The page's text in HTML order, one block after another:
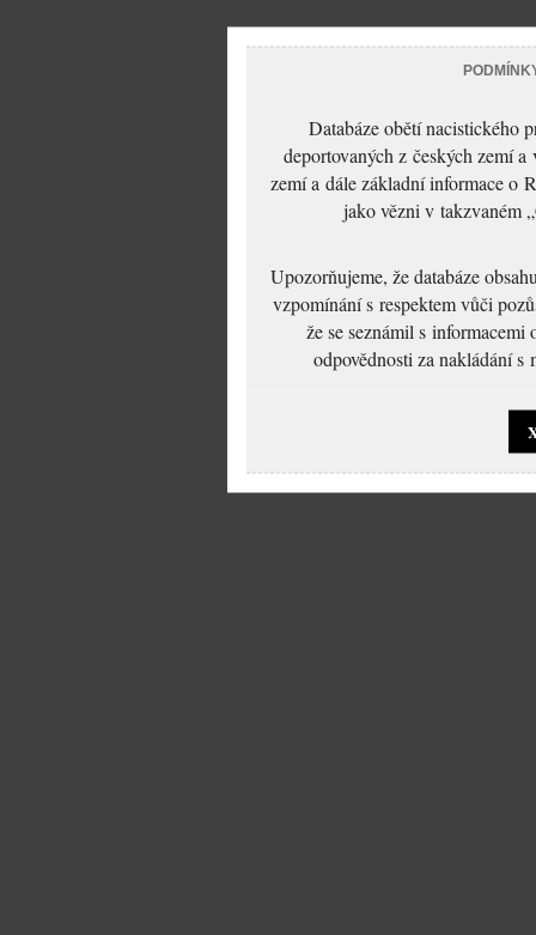
Databáze obětí nacistického
deportovaných z českých zemí
zemí a dále základní informace o
jako vězni v takzvaném
Upozorňujeme, že databáze
vzpomínání s respektem vůči
že se seznámil s
odpovědnosti za nakládání